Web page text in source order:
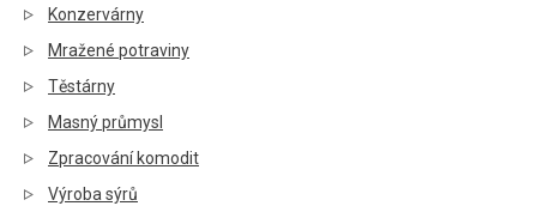
Konzervárny
Mražené potraviny
Těstárny
Masný průmysl
Zpracování komodit
Výroba sýrů